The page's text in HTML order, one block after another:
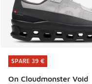
SPARE 39 €
On Cloudmonster Void
SPARE 39 €